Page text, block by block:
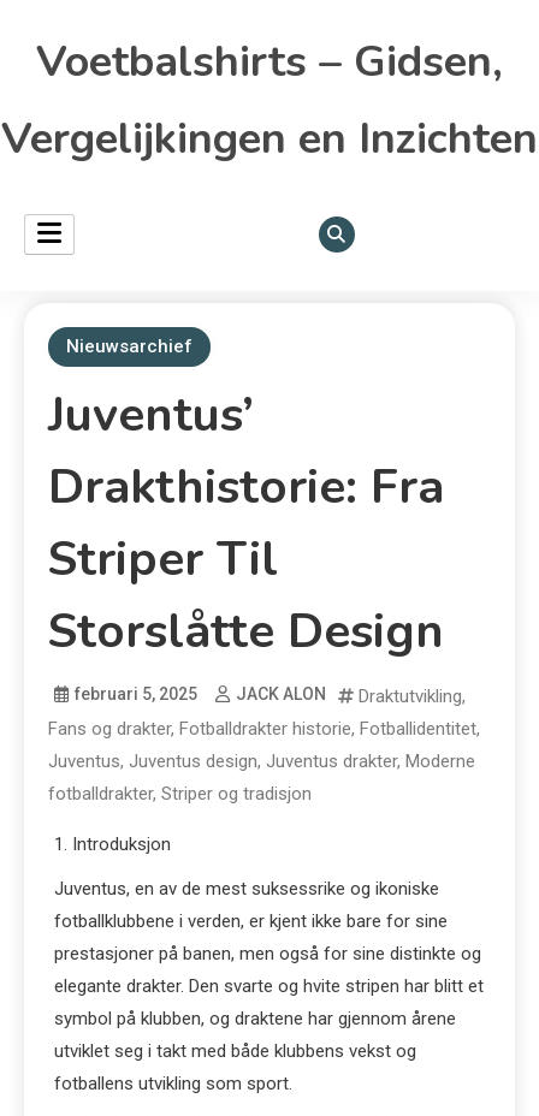
Voetbalshirts – Gidsen,
Vergelijkingen en Inzichten
Nieuwsarchief
Juventus’
Drakthistorie: Fra
Striper Til
Storslåtte Design
februari 5, 2025 JACK ALON Draktutvikling,
Fans og drakter, Fotballdrakter historie, Fotballidentitet,
Juventus, Juventus design, Juventus drakter, Moderne
fotballdrakter, Striper og tradisjon
1. Introduksjon
Juventus, en av de mest suksessrike og ikoniske
fotballklubbene i verden, er kjent ikke bare for sine
prestasjoner på banen, men også for sine distinkte og
elegante drakter. Den svarte og hvite stripen har blitt et
symbol på klubben, og draktene har gjennom årene
utviklet seg i takt med både klubbens vekst og
fotballens utvikling som sport.